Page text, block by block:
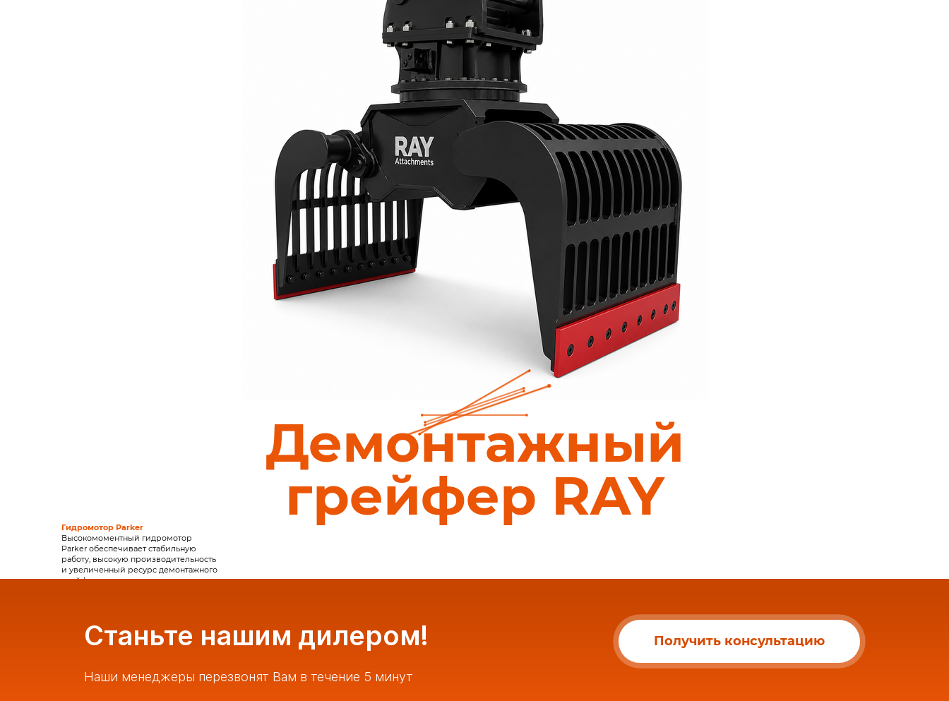
Демонтажный
грейфер RAY
Гидромотор Parker
Высокомоментный гидромотор
Parker обеспечивает стабильную
работу, высокую производительность
и увеличенный ресурс демонтажного
грейфера.
и точно позиционировать
оборудование в любых рабочих
Полностью защищённые
гидроцилиндры высокого давления
Станьте нашим дилером!
Наши менеджеры перезвонят Вам в течение 5 минут
Получить консультацию